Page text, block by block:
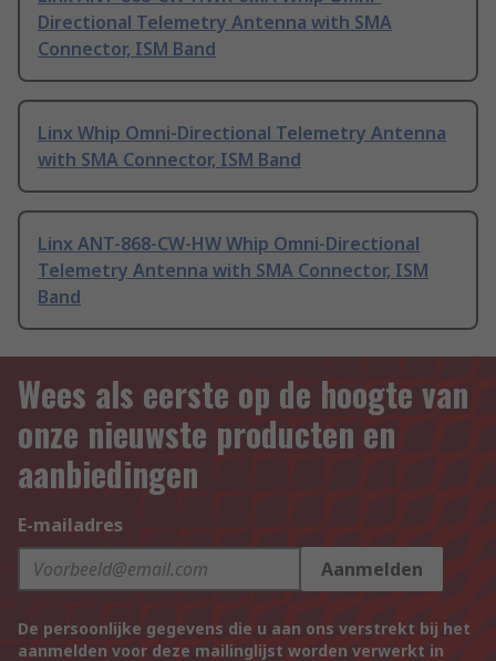
Directional Telemetry Antenna with SMA
Connector, ISM Band
Linx Whip Omni-Directional Telemetry Antenna
with SMA Connector, ISM Band
Linx ANT-868-CW-HW Whip Omni-Directional
Telemetry Antenna with SMA Connector, ISM
Band
Wees als eerste op de hoogte van
onze nieuwste producten en
aanbiedingen
E-mailadres
Aanmelden
De persoonlijke gegevens die u aan ons verstrekt bij het
aanmelden voor deze mailinglijst worden verwerkt in